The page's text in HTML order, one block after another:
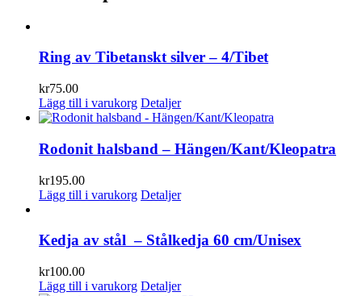
Ring av Tibetanskt silver – 4/Tibet
kr75.00
Lägg till i varukorg Detaljer
Rodonit halsband – Hängen/Kant/Kleopatra
kr195.00
Lägg till i varukorg Detaljer
Kedja av stål – Stålkedja 60 cm/Unisex
kr100.00
Lägg till i varukorg Detaljer